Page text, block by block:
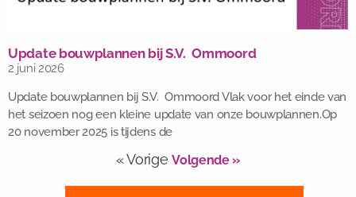
Update bouwplannen bij S.V. Ommoord
2 juni 2026
Update bouwplannen bij S.V. Ommoord Vlak voor het einde van
het seizoen nog een kleine update van onze bouwplannen.Op
20 november 2025 is tijdens de
« Vorige Volgende »